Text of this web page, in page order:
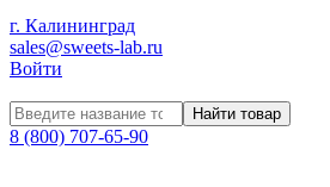
г. Калининград
sales@sweets-lab.ru
Войти
Найти товар
8 (800) 707-65-90